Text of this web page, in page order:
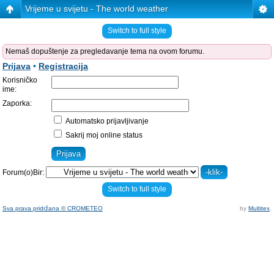
Vrijeme u svijetu - The world weather
Switch to full style
Nemaš dopuštenje za pregledavanje tema na ovom forumu.
Prijava • Registracija
Korisničko
ime:
Zaporka:
Automatsko prijavljivanje
Sakrij moj online status
Forum(o)Bir:
Switch to full style
Sva prava pridržana © CROMETEO by Multitex